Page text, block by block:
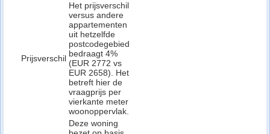
Prijsverschil
Het prijsverschil
versus andere
appartementen
uit hetzelfde
postcodegebied
bedraagt 4%
(EUR 2772 vs
EUR 2658). Het
betreft hier de
vraagprijs per
vierkante meter
woonoppervlak.
Deze woning